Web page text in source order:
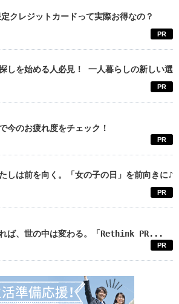
クレジットカードって実際お得なの？
PR
しを始める人必見！ 一人暮らしの新しい選
PR
今のお疲れ度をチェック！
PR
しは前を向く。「女の子の日」を前向きに♪
PR
ば、世の中は変わる。「Rethink PR...
PR